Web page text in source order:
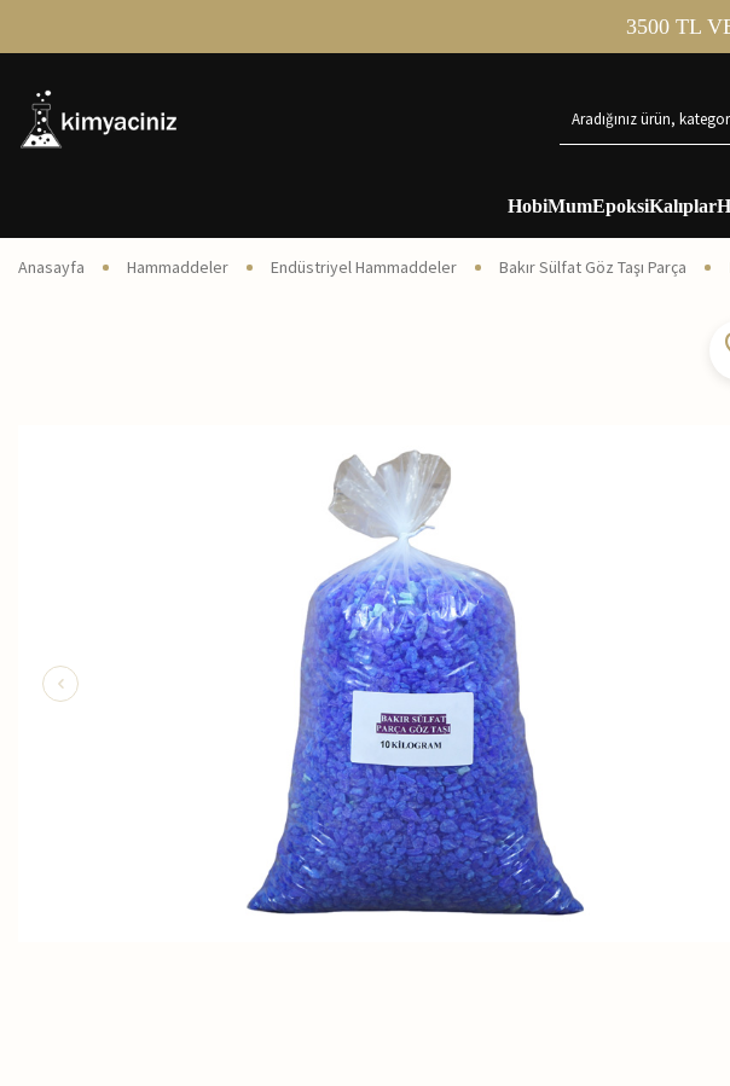
3500 TL
HobiMumEpoksiKalıplar
Anasayfa Hammaddeler Endüstriyel Hammaddeler Bakır Sülfat Göz Taşı Parça